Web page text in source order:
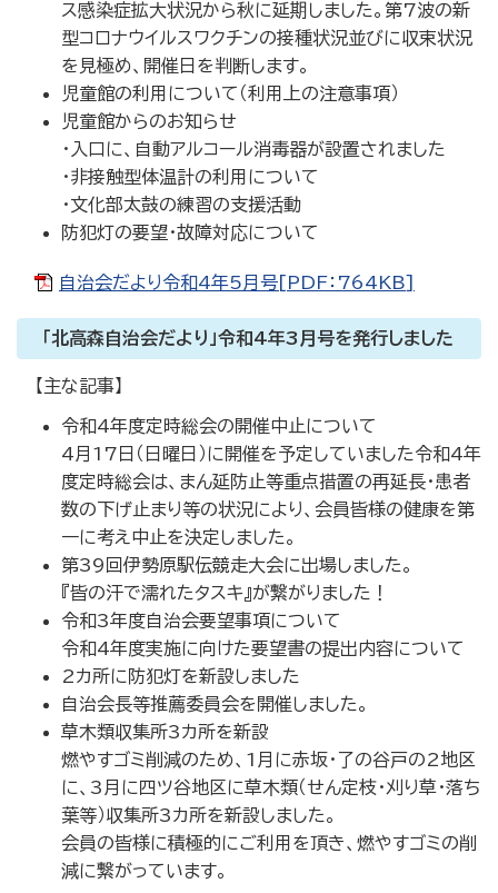
ス感染症拡大状況から秋に延期しました。第7波の新
型コロナウイルスワクチンの接種状況並びに収束状況
を見極め、開催日を判断します。
児童館の利用について（利用上の注意事項）
児童館からのお知らせ
・入口に、自動アルコール消毒器が設置されました
・非接触型体温計の利用について
・文化部太鼓の練習の支援活動
防犯灯の要望・故障対応について
自治会だより令和4年5月号[PDF：764KB]
「北高森自治会だより」令和4年3月号を発行しました
【主な記事】
令和4年度定時総会の開催中止について
4月17日（日曜日）に開催を予定していました令和4年
度定時総会は、まん延防止等重点措置の再延長・患者
数の下げ止まり等の状況により、会員皆様の健康を第
一に考え中止を決定しました。
第39回伊勢原駅伝競走大会に出場しました。
『皆の汗で濡れたタスキ』が繋がりました！
令和3年度自治会要望事項について
令和4年度実施に向けた要望書の提出内容について
2カ所に防犯灯を新設しました
自治会長等推薦委員会を開催しました。
草木類収集所3カ所を新設
燃やすゴミ削減のため、1月に赤坂・了の谷戸の2地区
に、3月に四ツ谷地区に草木類（せん定枝・刈り草・落ち
葉等）収集所3カ所を新設しました。
会員の皆様に積極的にご利用を頂き、燃やすゴミの削
減に繋がっています。